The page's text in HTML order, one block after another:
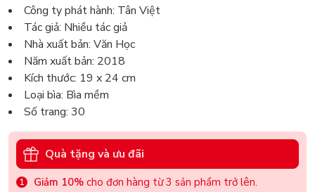
Công ty phát hành: Tân Việt
Tác giả: Nhiều tác giả
Nhà xuất bản: Văn Học
Năm xuất bản: 2018
Kích thước: 19 x 24 cm
Loại bìa: Bìa mềm
Số trang: 30
Quà tặng và ưu đãi
Giảm 10% cho đơn hàng từ 3 sản phẩm trở lên.